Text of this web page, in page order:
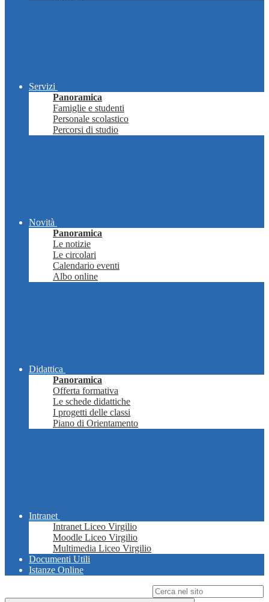
Servizi
Panoramica
Famiglie e studenti
Personale scolastico
Percorsi di studio
Novità
Panoramica
Le notizie
Le circolari
Calendario eventi
Albo online
Didattica
Panoramica
Offerta formativa
Le schede didattiche
I progetti delle classi
Piano di Orientamento
Intranet
Intranet Liceo Virgilio
Moodle Liceo Virgilio
Multimedia Liceo Virgilio
Documenti Utili
Istanze Online